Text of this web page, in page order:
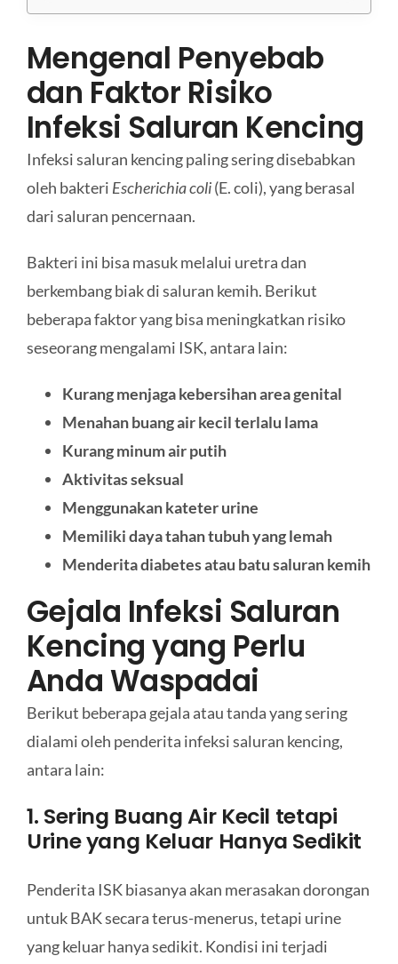
Mengenal Penyebab
dan Faktor Risiko
Infeksi Saluran Kencing
Infeksi saluran kencing paling sering disebabkan
oleh bakteri Escherichia coli(E. coli), yang berasal
dari saluran pencernaan.
Bakteri ini bisa masuk melalui uretra dan
berkembang biak di saluran kemih. Berikut
beberapa faktor yang bisa meningkatkan risiko
seseorang mengalami ISK, antara lain:
Kurang menjaga kebersihan area genital
Menahan buang air kecil terlalu lama
Kurang minum air putih
Aktivitas seksual
Menggunakan kateter urine
Memiliki daya tahan tubuh yang lemah
Menderita diabetes atau batu saluran kemih
Gejala Infeksi Saluran
Kencing yang Perlu
Anda Waspadai
Berikut beberapa gejala atau tanda yang sering
dialami oleh penderita infeksi saluran kencing,
antara lain:
1. Sering Buang Air Kecil tetapi
Urine yang Keluar Hanya Sedikit
Penderita ISK biasanya akan merasakan dorongan
untuk BAK secara terus-menerus, tetapi urine
yang keluar hanya sedikit. Kondisi ini terjadi